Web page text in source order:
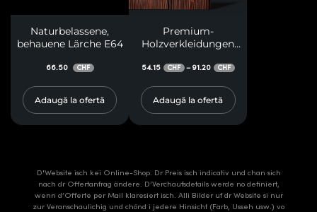
Naturbelassene,
behauene Lärche E64
66.50 CHF
Adaugă la ofertă
Premium-
Holzverkleidungen
54.15 CHF – 91.20 CHF
Adaugă la ofertă
D'Website isch kei Online-Shop. Dr Preis isch indicativ und chan sich
nach dr Offertanfrag ändere. D’Verchaufsdetails werde no definiert,
wenn d’Offerte per Mail klaresiert isch. Alli Bilder uf dr Website si nur
zur Veranschaulichig und chönd i jedere Hinsicht (Farb, Usseh usw.) vo